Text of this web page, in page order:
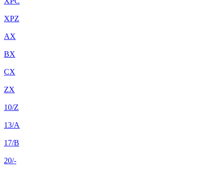
XPZ
AX
BX
CX
ZX
10/Z
13/A
17/B
20/-